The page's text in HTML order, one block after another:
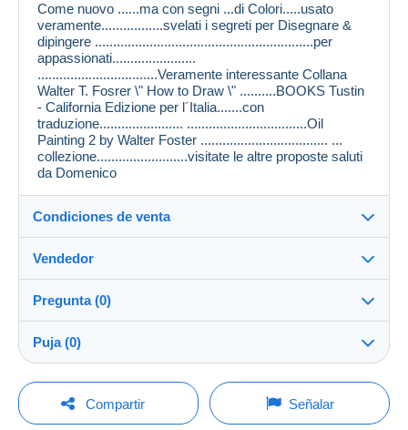
Come nuovo ......ma con segni ...di Colori.....usato
veramente.................svelati i segreti per Disegnare &
dipingere ............................................................per
appassionati.......................
.................................Veramente interessante Collana
Walter T. Fosrer \" How to Draw \" ..........BOOKS Tustin
- California Edizione per l´Italia.......con
traduzione....................... .................................Oil
Painting 2 by Walter Foster ................................... ...
collezione.........................visitate le altre proposte saluti
da Domenico
Condiciones de venta
Destino:
Ver la lista de países
Envío:
Envío después del pago
A cargo del comprador
Métodos de pago:
Vendedor
mimmy1163%(332x)
Tienda
Pregunta (0)
Para hacer una pregunta, debe iniciar una
Puja (0)
La venta se prolongará un minuto si se presenta una
oferta menos de un minuto antes del plazo.
Compartir Señalar